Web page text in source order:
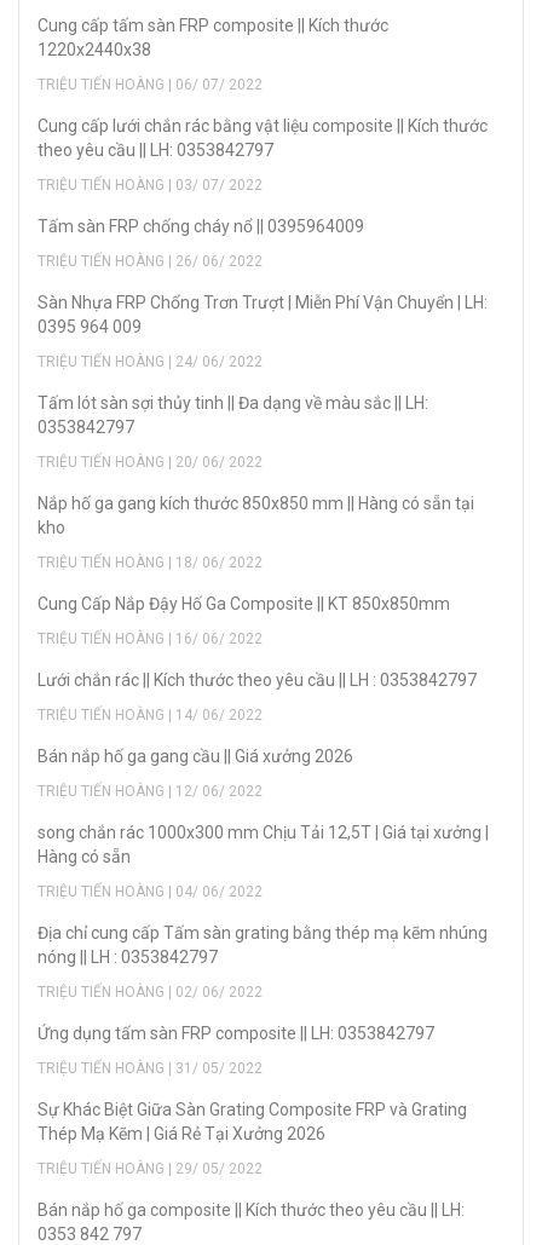
Cung cấp tấm sàn FRP composite || Kích thước
1220x2440x38
TRIỆU TIẾN HOÀNG | 06/ 07/ 2022
Cung cấp lưới chắn rác bằng vật liệu composite || Kích thước
theo yêu cầu || LH: 0353842797
TRIỆU TIẾN HOÀNG | 03/ 07/ 2022
Tấm sàn FRP chống cháy nổ || 0395964009
TRIỆU TIẾN HOÀNG | 26/ 06/ 2022
Sàn Nhựa FRP Chống Trơn Trượt | Miễn Phí Vận Chuyển | LH:
0395 964 009
TRIỆU TIẾN HOÀNG | 24/ 06/ 2022
Tấm lót sàn sợi thủy tinh || Đa dạng về màu sắc || LH:
0353842797
TRIỆU TIẾN HOÀNG | 20/ 06/ 2022
Nắp hố ga gang kích thước 850x850 mm || Hàng có sẵn tại
kho
TRIỆU TIẾN HOÀNG | 18/ 06/ 2022
Cung Cấp Nắp Đậy Hố Ga Composite || KT 850x850mm
TRIỆU TIẾN HOÀNG | 16/ 06/ 2022
Lưới chắn rác || Kích thước theo yêu cầu || LH : 0353842797
TRIỆU TIẾN HOÀNG | 14/ 06/ 2022
Bán nắp hố ga gang cầu || Giá xưởng 2026
TRIỆU TIẾN HOÀNG | 12/ 06/ 2022
song chắn rác 1000x300 mm Chịu Tải 12,5T | Giá tại xưởng |
Hàng có sẵn
TRIỆU TIẾN HOÀNG | 04/ 06/ 2022
Địa chỉ cung cấp Tấm sàn grating bằng thép mạ kẽm nhúng
nóng || LH : 0353842797
TRIỆU TIẾN HOÀNG | 02/ 06/ 2022
Ứng dụng tấm sàn FRP composite || LH: 0353842797
TRIỆU TIẾN HOÀNG | 31/ 05/ 2022
Sự Khác Biệt Giữa Sàn Grating Composite FRP và Grating
Thép Mạ Kẽm | Giá Rẻ Tại Xưởng 2026
TRIỆU TIẾN HOÀNG | 29/ 05/ 2022
Bán nắp hố ga composite || Kích thước theo yêu cầu || LH:
0353 842 797